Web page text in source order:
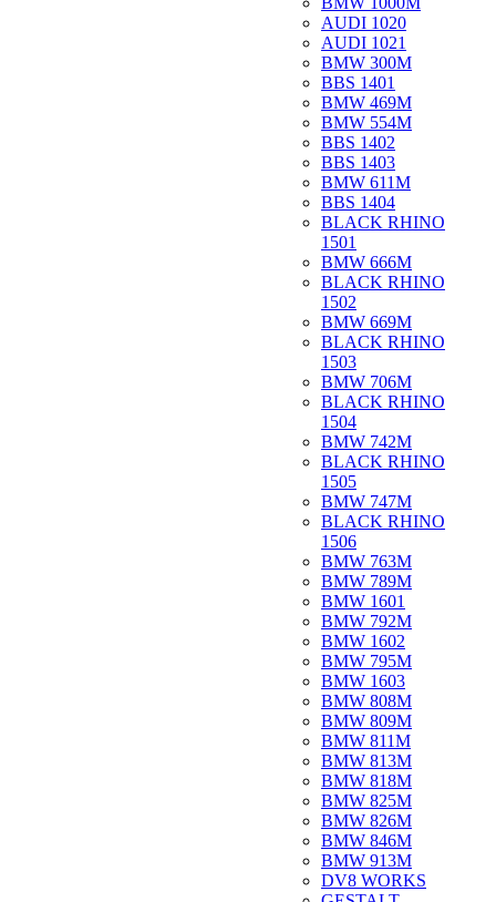
AUDI 1020
AUDI 1021
BMW 300M
BBS 1401
BMW 469M
BMW 554M
BBS 1402
BBS 1403
BMW 611M
BBS 1404
BLACK RHINO
1501
BMW 666M
BLACK RHINO
1502
BMW 669M
BLACK RHINO
1503
BMW 706M
BLACK RHINO
1504
BMW 742M
BLACK RHINO
1505
BMW 747M
BLACK RHINO
1506
BMW 763M
BMW 789M
BMW 1601
BMW 792M
BMW 1602
BMW 795M
BMW 1603
BMW 808M
BMW 809M
BMW 811M
BMW 813M
BMW 818M
BMW 825M
BMW 826M
BMW 846M
BMW 913M
DV8 WORKS